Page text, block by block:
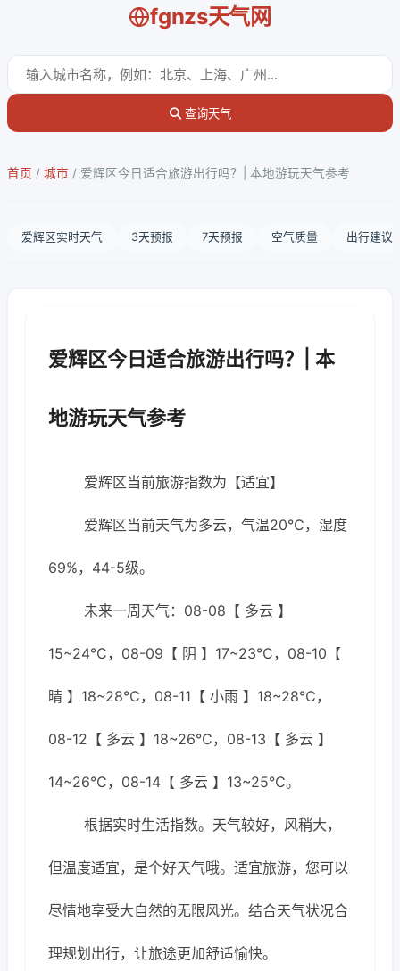
fgnzs天气网
查询天气
首页 / 城市 / 爱辉区今日适合旅游出行吗？| 本地游玩天气参考
爱辉区实时天气 3天预报 7天预报 空气质量 出行建议
爱辉区今日适合旅游出行吗？| 本
地游玩天气参考
爱辉区当前旅游指数为【适宜】
爱辉区当前天气为多云，气温20℃，湿度
69%，44-5级。
未来一周天气：08-08【 多云 】
15~24℃，08-09【 阴 】17~23℃，08-10【
晴 】18~28℃，08-11【 小雨 】18~28℃，
08-12【 多云 】18~26℃，08-13【 多云 】
14~26℃，08-14【 多云 】13~25℃。
根据实时生活指数。天气较好，风稍大，
但温度适宜，是个好天气哦。适宜旅游，您可以
尽情地享受大自然的无限风光。结合天气状况合
理规划出行，让旅途更加舒适愉快。